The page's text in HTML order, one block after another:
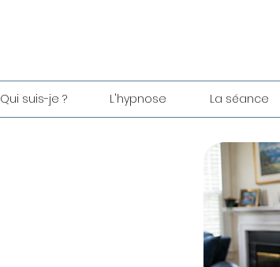
Qui suis-je ? L'hypnose La séance